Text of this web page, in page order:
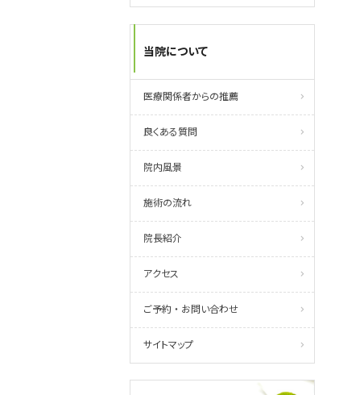
当院について
医療関係者からの推薦
良くある質問
院内風景
施術の流れ
院長紹介
アクセス
ご予約 ・ お問い合わせ
サイトマップ